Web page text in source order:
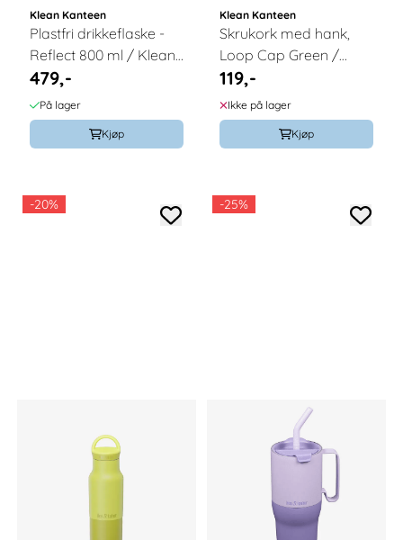
Klean Kanteen
Plastfri drikkeflaske -
Reflect 800 ml / Klean
Kanteen
479,-
På lager
Kjøp
Klean Kanteen
Skrukork med hank,
Loop Cap Green /
Klean Kanteen
119,-
Ikke på lager
Kjøp
-20% -25%